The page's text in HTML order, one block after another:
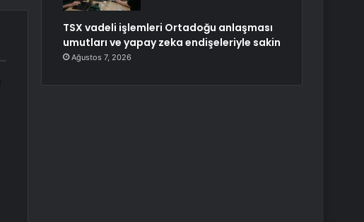
TSX vadeli işlemleri Ortadoğu anlaşması
umutları ve yapay zeka endişeleriyle sakin
Ağustos 7, 2026